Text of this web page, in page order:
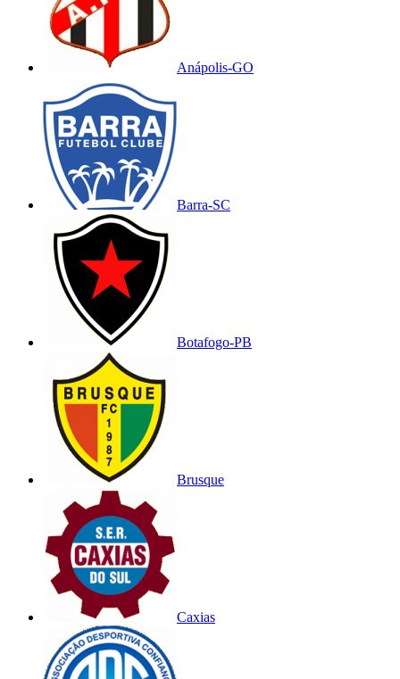
Anápolis-GO
Barra-SC
Botafogo-PB
Brusque
Caxias